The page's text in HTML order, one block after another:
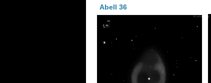
Abell 36